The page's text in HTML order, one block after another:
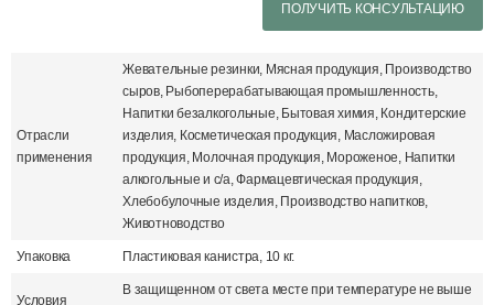
ПОЛУЧИТЬ КОНСУЛЬТАЦИЮ
Отрасли
применения
Жевательные резинки, Мясная продукция, Производство
сыров, Рыбоперерабатывающая промышленность,
Напитки безалкогольные, Бытовая химия, Кондитерские
изделия, Косметическая продукция, Масложировая
продукция, Молочная продукция, Мороженое, Напитки
алкогольные и с/а, Фармацевтическая продукция,
Хлебобулочные изделия, Производство напитков,
Животноводство
Упаковка Пластиковая канистра, 10 кг.
Условия
В защищенном от света месте при температуре не выше